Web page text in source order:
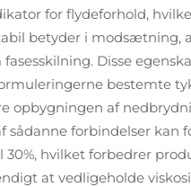
for flydeforhold,
betyder i modsætning,
Disse
bestemte
opbygningen af
sådanne forbindelser kan
hvilket forbedrer
at vedligeholde